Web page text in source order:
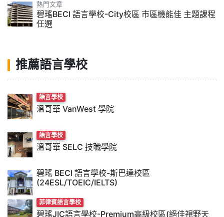
熱門文章
碧瑤BECI 語言學校-City校區 市區機能佳 主題課程
任選
推薦語言學校
語言學校
溫哥華 VanWest 學院
語言學校
溫哥華 SELC 技職學院
碧瑤 BECI 語言學校-斯巴達校區
(24ESL/TOEIC/IELTS)
菲律賓語言學校
碧瑤JIC語言學校-Premium高級校區(絕佳視野天